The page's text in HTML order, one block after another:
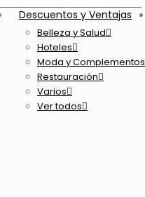
Descuentos y Ventajas
Belleza y Salud
Hoteles
Moda y Complementos
Restauración
Varios
Ver todos